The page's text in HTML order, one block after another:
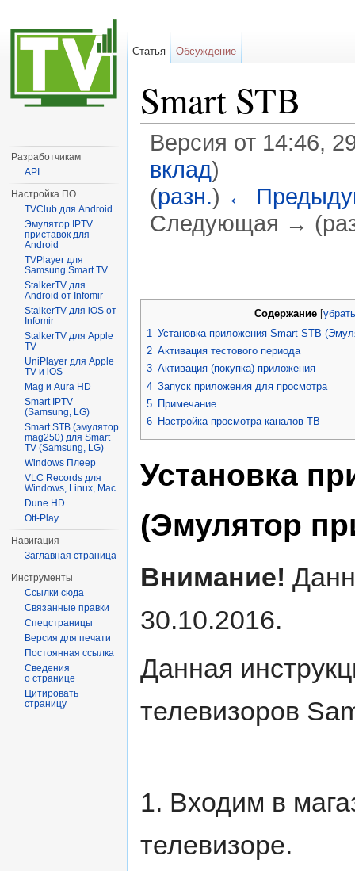
Smart STB
Версия от 14:46,
вклад)
(разн.) ←
Следующая →
Содержание [убрать
1 Установка приложения Smart STB
2 Активация тестового периода
3 Активация (покупка) приложения
4 Запуск приложения для просмотра
5 Примечание
6 Настройка просмотра каналов ТВ
Установка
(Эмулятор
Внимание!
30.10.2016.
Данная
телевизоров
1. Входим в
телевизоре.
Статья Обсуждение
Разработчикам
API
Настройка ПО
TVClub для Android
Эмулятор IPTV
приставок для
Android
TVPlayer для
Samsung Smart TV
StalkerTV для
Android от Infomir
StalkerTV для iOS от
Infomir
StalkerTV для Apple
TV
UniPlayer для Apple
TV и iOS
Mag и Aura HD
Smart IPTV
(Samsung, LG)
Smart STB (эмулятор
mag250) для Smart
TV (Samsung, LG)
Windows Плеер
VLC Records для
Windows, Linux, Mac
Dune HD
Ott-Play
Навигация
Заглавная страница
Инструменты
Ссылки сюда
Связанные правки
Спецстраницы
Версия для печати
Постоянная ссылка
Сведения
о странице
Цитировать
страницу